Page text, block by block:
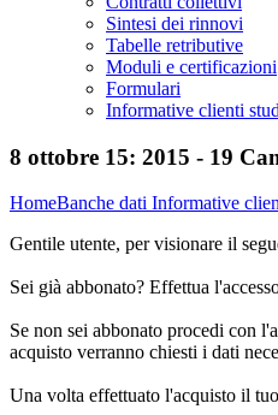
Sintesi dei rinnovi
Tabelle retributive
Moduli e certificazioni
Formulari
Informative clienti
8 ottobre 15: 2015 - 19
HomeBanche dati Informative
Gentile utente, per visionare il
Sei già abbonato? Effettua
Se non sei abbonato procedi con
acquisto verranno chiesti i dati
Una volta effettuato l'acquisto il